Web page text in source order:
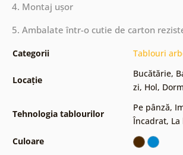
4. Montaj ușor
5. Ambalate într-o cutie de carton
Categorii Tablouri
Locație
Bucătărie,
zi, Hol,
Tehnologia tablourilor
Pe pânză,
Încadrat,
Culoare